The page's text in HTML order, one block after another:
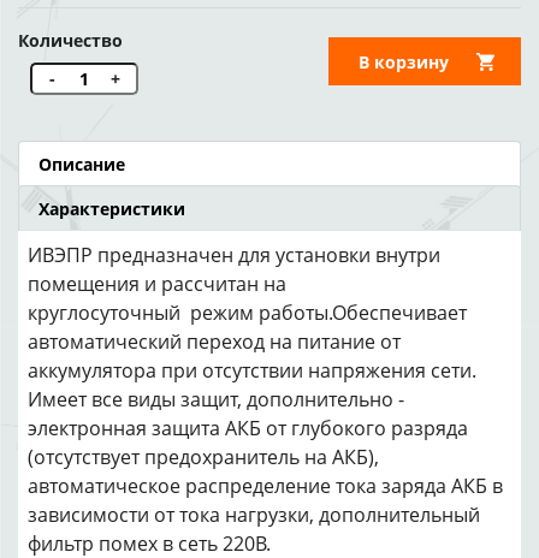
Количество
-
+
В корзину
Описание
Характеристики
ИВЭПР предназначен для установки внутри
помещения и рассчитан на
круглосуточный режим работы.Обеспечивает
автоматический переход на питание от
аккумулятора при отсутствии напряжения сети.
Имеет все виды защит, дополнительно -
электронная защита АКБ от глубокого разряда
(отсутствует предохранитель на АКБ),
автоматическое распределение тока заряда АКБ в
зависимости от тока нагрузки, дополнительный
фильтр помех в сеть 220В.